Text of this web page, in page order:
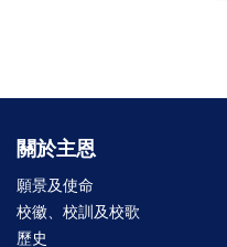
關於主恩
願景及使命
校徽、校訓及校歌
歷史